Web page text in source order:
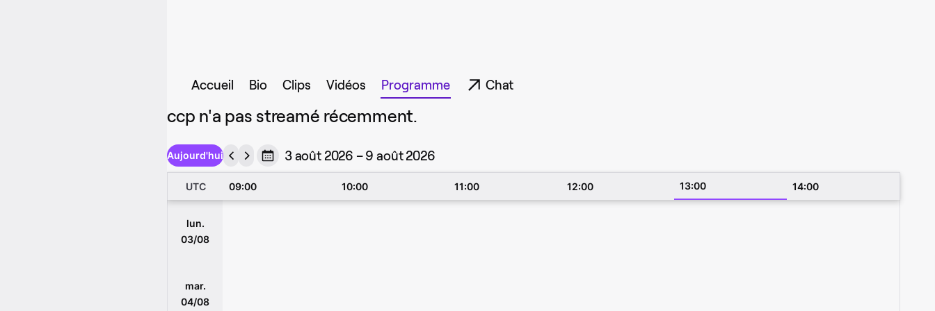
Accueil Bio Clips Vidéos Programme Chat
ccp n'a pas streamé récemment.
Aujourd'hui 3 août 2026 – 9 août 2026
UTC 09:00 10:00 11:00 12:00 13:00 14:00
lun.
03/08
mar.
04/08